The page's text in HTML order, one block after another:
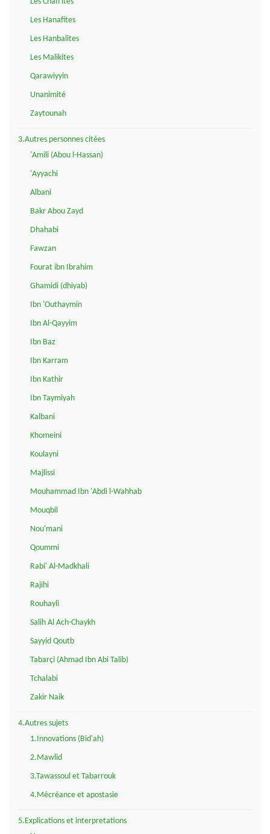
Les Hanafites
Les Hanbalites
Les Malikites
Qarawiyyin
Unanimité
Zaytounah
3.Autres personnes citées
'Amili (Abou l-Hassan)
'Ayyachi
Albani
Bakr Abou Zayd
Dhahabi
Fawzan
Fourat ibn Ibrahim
Ghamidi (dhiyab)
Ibn 'Outhaymin
Ibn Al-Qayyim
Ibn Baz
Ibn Karram
Ibn Kathir
Ibn Taymiyah
Kalbani
Khomeini
Koulayni
Majlissi
Mouhammad Ibn 'Abdi l-Wahhab
Mouqbil
Nou'mani
Qoummi
Rabi' Al-Madkhali
Rajihi
Rouhayli
Salih Al Ach-Chaykh
Sayyid Qoutb
Tabarçi (Ahmad Ibn Abi Talib)
Tchalabi
Zakir Naik
4.Autres sujets
1.Innovations (Bid'ah)
2.Mawlid
3.Tawassoul et Tabarrouk
4.Mécréance et apostasie
5.Explications et interpretations